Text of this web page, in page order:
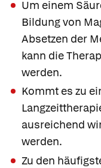
Um einem
Bildung von
Absetzen der
kann die
werden.
Kommt es zu
ausreichend
werden.
Zu den